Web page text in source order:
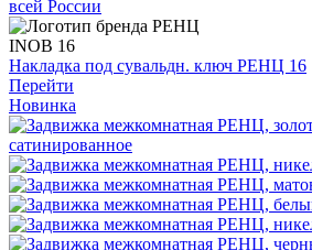
INOB 16
Накладка под сувальдн. ключ РЕНЦ 16
Перейти
Новинка